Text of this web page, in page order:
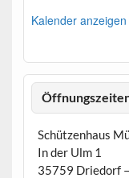
o
o
b
Kalender anzeigen
Schützenhaus
In der Ulm 1
35759 Driedorf